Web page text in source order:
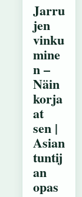
Jarru
jen
vinku
mine
n –
Näin
korja
at
sen |
Asian
tuntij
an
opas